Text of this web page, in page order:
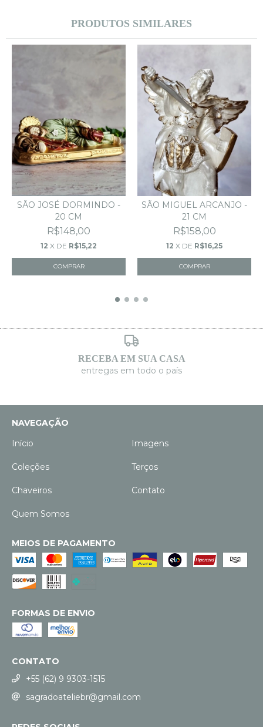
PRODUTOS SIMILARES
SÃO JOSÉ DORMINDO -
20 CM
R$148,00
12 X DE R$15,22
SÃO MIGUEL ARCANJO -
21 CM
R$158,00
12 X DE R$16,25
RECEBA EM SUA CASA
entregas em todo o país
NAVEGAÇÃO
Início
Imagens
Coleções Terços
Chaveiros Contato
Quem Somos
MEIOS DE PAGAMENTO
FORMAS DE ENVIO
CONTATO
+55 (62) 9 9303-1515
sagradoateliebr@gmail.com